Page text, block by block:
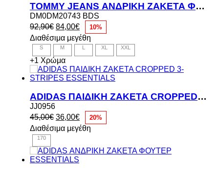
TOMMY JEANS ΑΝΔΡΙΚΗ ΖΑΚΕΤΑ ΦΟΥΤΕΡ ESSENTIALS REGULAR FIT
DM0DM20743 BDS
92,90€ Original
price
was:
92,90€.
84,00€Η
τρέχουσα
τιμή
είναι:
10%
Διαθέσιμα μεγέθη
S M L XL XXL
+1 Χρώμα
ADIDAS ΠΑΙΔΙΚΗ ΖΑΚΕΤΑ CROPPED 3-STRIPES ESSENTIALS
JJ0956
45,00€ Original
price
was:
36,00€Η
τρέχουσα
τιμή
36,00€.
20%
Διαθέσιμα μεγέθη
170